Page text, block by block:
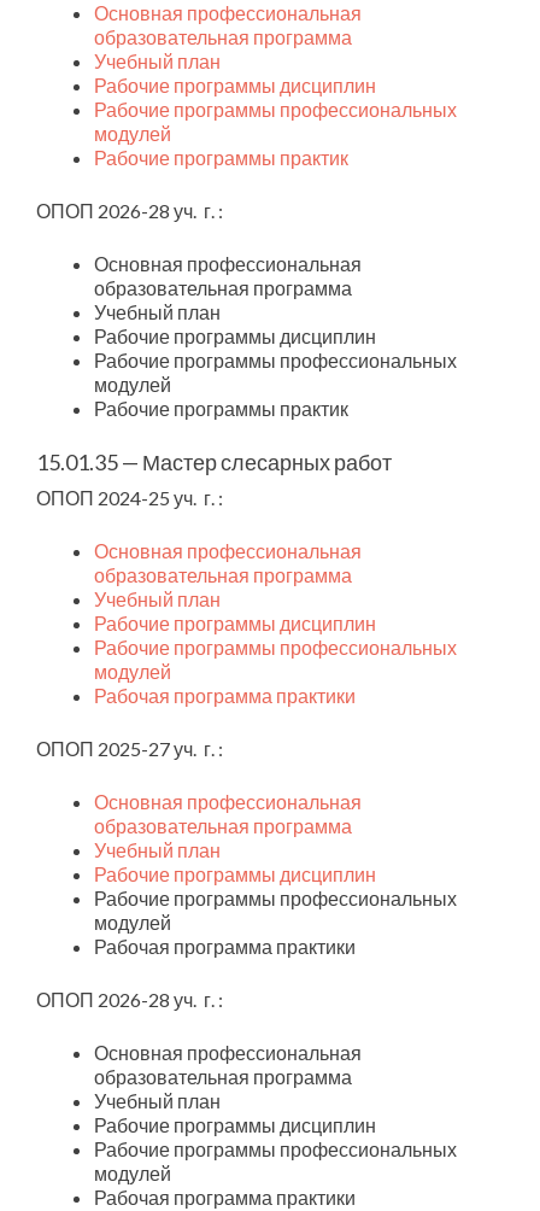
Основная профессиональная
образовательная программа
Учебный план
Рабочие программы дисциплин
Рабочие программы профессиональных
модулей
Рабочие программы практик
ОПОП 2026-28 уч. г. :
Основная профессиональная
образовательная программа
Учебный план
Рабочие программы дисциплин
Рабочие программы профессиональных
модулей
Рабочие программы практик
15.01.35 — Мастер слесарных работ
ОПОП 2024-25 уч. г. :
Основная профессиональная
образовательная программа
Учебный план
Рабочие программы дисциплин
Рабочие программы профессиональных
модулей
Рабочая программа практики
ОПОП 2025-27 уч. г. :
Основная профессиональная
образовательная программа
Учебный план
Рабочие программы дисциплин
Рабочие программы профессиональных
модулей
Рабочая программа практики
ОПОП 2026-28 уч. г. :
Основная профессиональная
образовательная программа
Учебный план
Рабочие программы дисциплин
Рабочие программы профессиональных
модулей
Рабочая программа практики